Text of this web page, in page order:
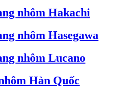
nhôm Hakachi
nhôm Hasegawa
nhôm Lucano
Hàn Quốc